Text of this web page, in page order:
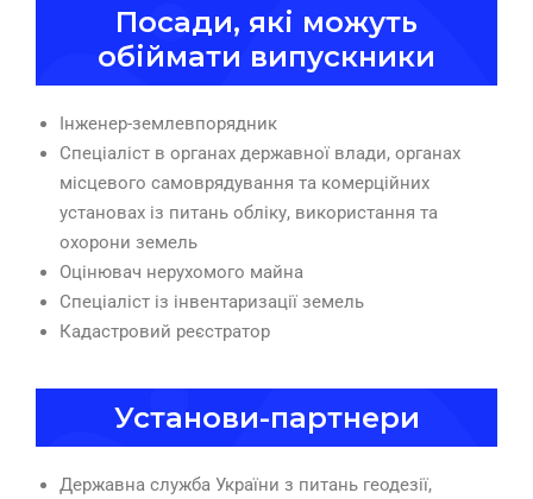
Посади, які можуть
обіймати випускники
Інженер-землевпорядник
Спеціаліст в органах державної влади, органах
місцевого самоврядування та комерційних
установах із питань обліку, використання та
охорони земель
Оцінювач нерухомого майна
Спеціаліст із інвентаризації земель
Кадастровий реєстратор
Установи-партнери
Державна служба України з питань геодезії,